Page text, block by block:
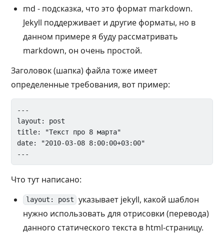
md - подсказка, что это формат markdown.
Jekyll поддерживает и другие форматы, но в
данном примере я буду рассматривать
markdown, он очень простой.
Заголовок (шапка) файла тоже имеет
определенные требования, вот пример:
---
layout: post
title: "Текст про 8 марта"
date: "2010-03-08 8:00:00+03:00"
Что тут написано:
layout: post
указывает jekyll, какой шаблон
нужно использовать для отрисовки (перевода)
данного статического текста в html-страницу.